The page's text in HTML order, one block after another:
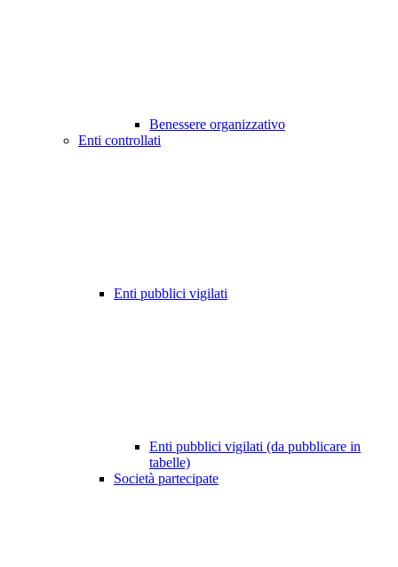
Benessere organizzativo
Enti controllati
Enti pubblici vigilati
Enti pubblici vigilati (da pubblicare in
tabelle)
Società partecipate